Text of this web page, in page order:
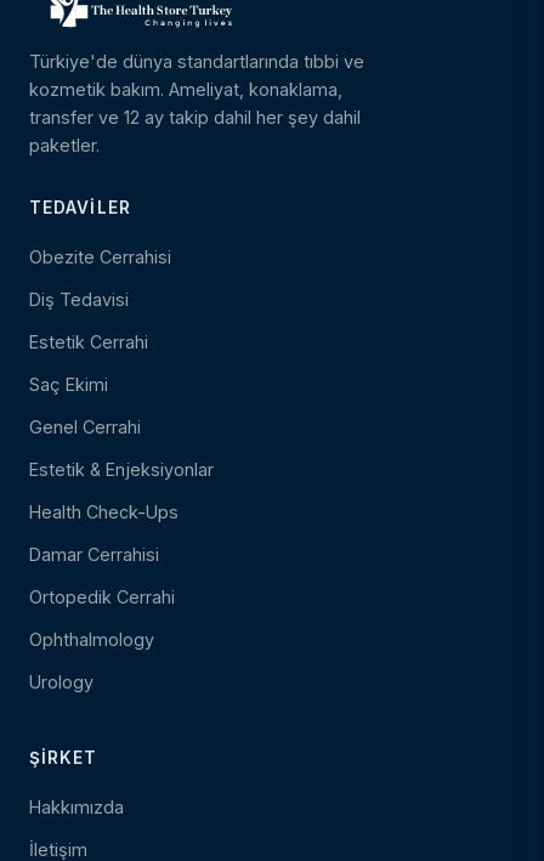
Türkiye'de dünya standartlarında tıbbi ve
kozmetik bakım. Ameliyat, konaklama,
transfer ve 12 ay takip dahil her şey dahil
paketler.
TEDAVILER
Obezite Cerrahisi
Diş Tedavisi
Estetik Cerrahi
Saç Ekimi
Genel Cerrahi
Estetik & Enjeksiyonlar
Health Check-Ups
Damar Cerrahisi
Ortopedik Cerrahi
Ophthalmology
Urology
ŞIRKET
Hakkımızda
İletişim